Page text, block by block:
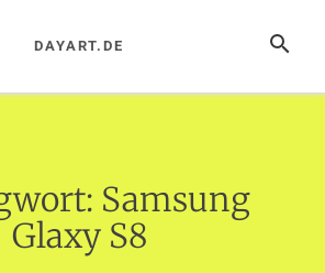
SUCHE
DAYART.DE
Samsung
Glaxy S8